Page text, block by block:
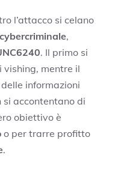
l’attacco si celano
,
. Il primo si
vishing, mentre il
delle informazioni
si accontentano di
obiettivo è
o per trarre profitto
.